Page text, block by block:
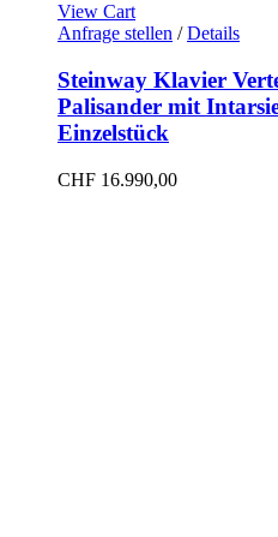
View Cart
Anfrage stellen / Details
Steinway Klavier
Palisander mit
Einzelstück
CHF 16.990,00